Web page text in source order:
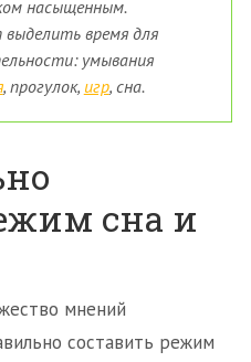
насыщенным.
время для
умывания
, прогулок, игр, сна.
сна и
мнений
составить режим